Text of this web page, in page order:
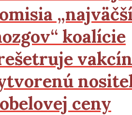
koalície
ceny